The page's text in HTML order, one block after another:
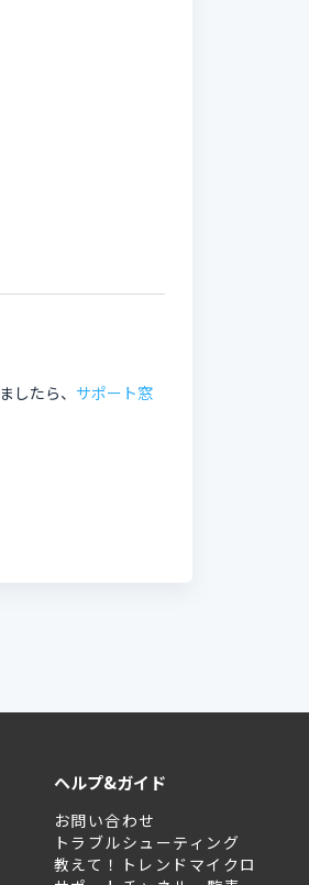
したら、 サポート窓
ヘルプ&ガイド
お問い合わせ
トラブルシューティング
教えて！トレンドマイクロ